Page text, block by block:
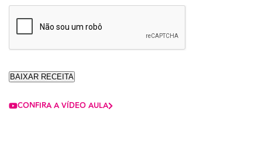
CONFIRA A VÍDEO AULA